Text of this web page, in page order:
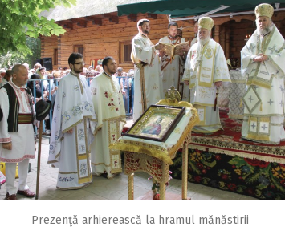
Prezenţă arhierească la hramul mănăstirii